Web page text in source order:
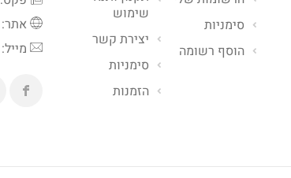
שימוש
יצירת קשר
סימניות
הזמנות
סימניות
הוסף רשומה
אתר:
מייל: